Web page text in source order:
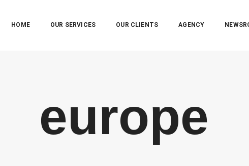
HOME OUR SERVICES OUR CLIENTS AGENCY
europe